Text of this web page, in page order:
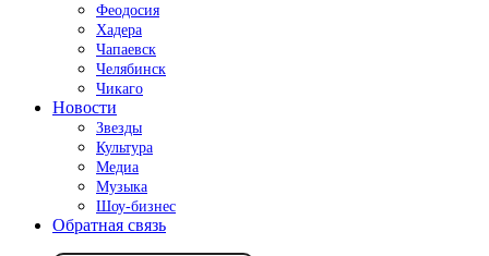
Феодосия
Хадера
Чапаевск
Челябинск
Чикаго
Новости
Звезды
Культура
Медиа
Музыка
Шоу-бизнес
Обратная связь